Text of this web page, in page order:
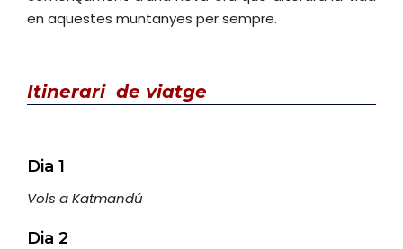
en aquestes muntanyes per sempre.
Itinerari de viatge
Dia 1
Vols a Katmandú
Dia 2